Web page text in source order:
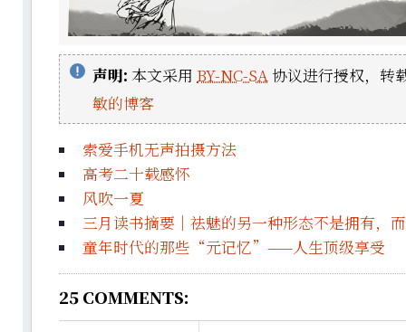
声明: 本文采用 BY-NC-SA 协议进行授权，转
敏的博客
索爱手机无声拍摄方法
高考二十载感怀
风吹一夏
三月读书摘要｜祛魅的另一种形态不是拥有，
童年时代的那些“元记忆”——人生顶级享受
25COMMENTS: